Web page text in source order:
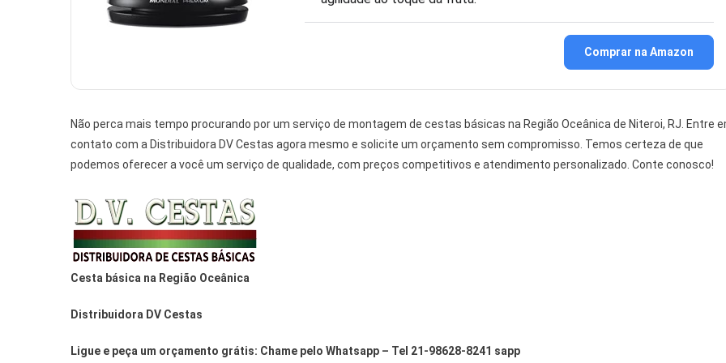
Comprar na Amazon
Não perca mais tempo procurando por um serviço de montagem de cestas básicas na Região Oceânica de Niteroi, RJ. Entre
contato com a Distribuidora DV Cestas agora mesmo e solicite um orçamento sem compromisso. Temos certeza de que
podemos oferecer a você um serviço de qualidade, com preços competitivos e atendimento personalizado. Conte conosco!
Cesta básica na Região Oceânica
Distribuidora DV Cestas
Ligue e peça um orçamento grátis: Chame pelo Whatsapp – Tel 21-98628-8241 sapp